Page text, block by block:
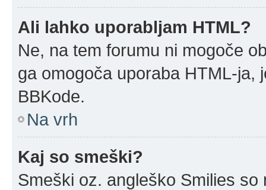
Ali lahko uporabljam HTML?
Ne, na tem forumu ni mogoče
ga omogoča uporaba HTML-ja,
BBKode.
Na vrh
Kaj so smeški?
Smeški oz. angleško Smilies